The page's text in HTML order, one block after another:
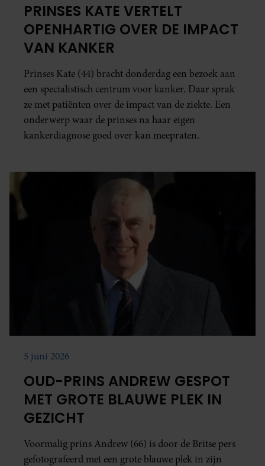
PRINSES KATE VERTELT
OPENHARTIG OVER DE IMPACT
VAN KANKER
Prinses Kate (44) bracht donderdag een bezoek aan
een specialistisch centrum voor kanker. Daar sprak
ze met patiënten over de impact van de ziekte. Een
onderwerp waar de prinses na haar eigen
kankerdiagnose goed over kan meepraten.
5 juni 2026
OUD-PRINS ANDREW GESPOT
MET GROTE BLAUWE PLEK IN
GEZICHT
Voormalig prins Andrew (66) is door de Britse pers
gefotografeerd met een grote blauwe plek in zijn